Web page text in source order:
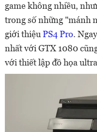
game không nhiều,
trong số những "mánh
giới thiệuPS4 Pro.
nhất với GTX 1080
với thiết lập đồ họa